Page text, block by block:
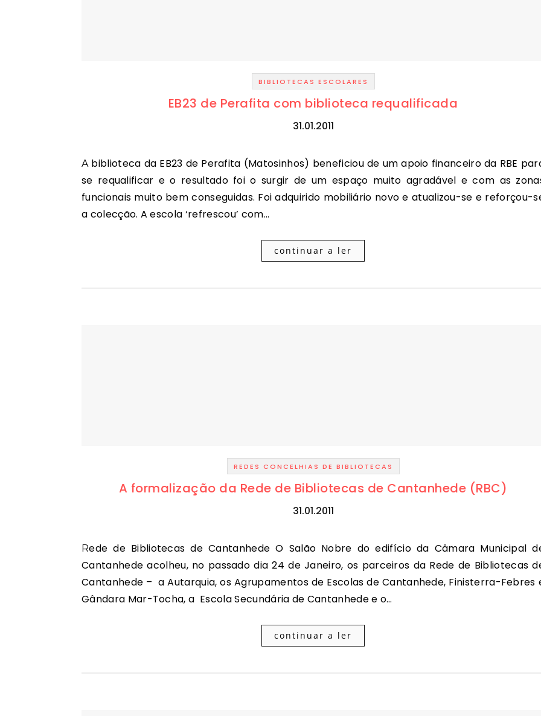
BIBLIOTECAS ESCOLARES
EB23 de Perafita com biblioteca requalificada
31.01.2011
A biblioteca da EB23 de Perafita (Matosinhos) beneficiou de um apoio financeiro da RBE para
se requalificar e o resultado foi o surgir de um espaço muito agradável e com as
funcionais muito bem conseguidas. Foi adquirido mobiliário novo e atualizou-se e reforçou-
a colecção. A escola ‘refrescou’ com…
continuar a ler
REDES CONCELHIAS DE BIBLIOTECAS
A formalização da Rede de Bibliotecas de Cantanhede (RBC)
31.01.2011
Rede de Bibliotecas de Cantanhede O Salão Nobre do edifício da Câmara Municipal de
Cantanhede acolheu, no passado dia 24 de Janeiro, os parceiros da Rede de Bibliotecas
Cantanhede – a Autarquia, os Agrupamentos de Escolas de Cantanhede, Finisterra-Febres
Gândara Mar-Tocha, a Escola Secundária de Cantanhede e o…
continuar a ler